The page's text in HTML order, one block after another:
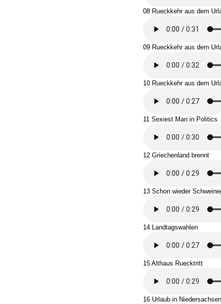
08 Rueckkehr aus dem
09 Rueckkehr aus dem
10 Rueckkehr aus dem
11 Sexiest Man in Politics
12 Griechenland brennt
13 Schon wieder
14 Landtagswahlen
15 Althaus Ruecktritt
16 Urlaub in Niedersachsen